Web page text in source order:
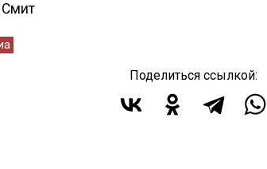
Поделиться ссылкой: